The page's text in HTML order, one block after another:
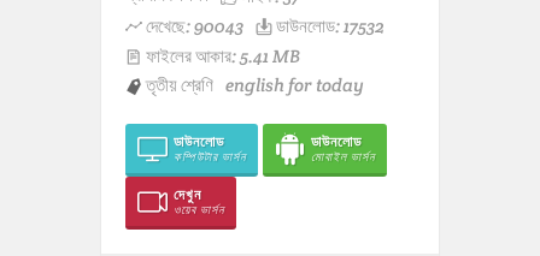
দেখেছে: 90043
ডাউনলোড: 17532
ফাইলের আকার: 5.41 MB
তৃতীয় শ্রেণি english for today
ডাউনলোড
কম্পিউটার ভার্সন
ডাউনলোড
মোবাইল ভার্সন
দেখুন
ওয়েব ভার্সন